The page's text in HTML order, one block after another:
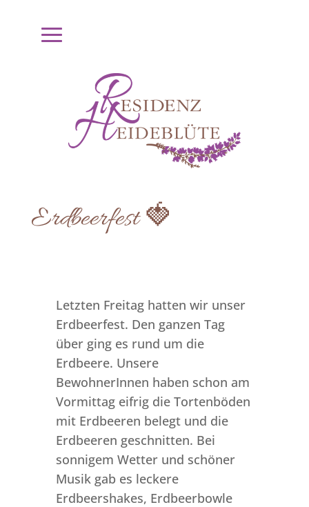
Erdbeerfest 🍓
Letzten Freitag hatten wir unser
Erdbeerfest. Den ganzen Tag
über ging es rund um die
Erdbeere. Unsere
BewohnerInnen haben schon am
Vormittag eifrig die Tortenböden
mit Erdbeeren belegt und die
Erdbeeren geschnitten. Bei
sonnigem Wetter und schöner
Musik gab es leckere
Erdbeershakes, Erdbeerbowle